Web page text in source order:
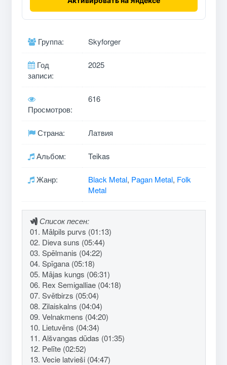
Группа: Skyforger
Год
записи:
2025
Просмотров:
616
Страна: Латвия
Альбом: Teikas
Жанр: Black Metal, Pagan Metal, Folk
Metal
Список песен:
01. Mālpils purvs (01:13)
02. Dieva suns (05:44)
03. Spēlmanis (04:22)
04. Spīgana (05:18)
05. Mājas kungs (06:31)
06. Rex Semigalliae (04:18)
07. Svētbirzs (05:04)
08. Zilaiskalns (04:04)
09. Velnakmens (04:20)
10. Lietuvēns (04:34)
11. Alšvangas dūdas (01:35)
12. Pelīte (02:52)
13. Vecie latvieši (04:47)